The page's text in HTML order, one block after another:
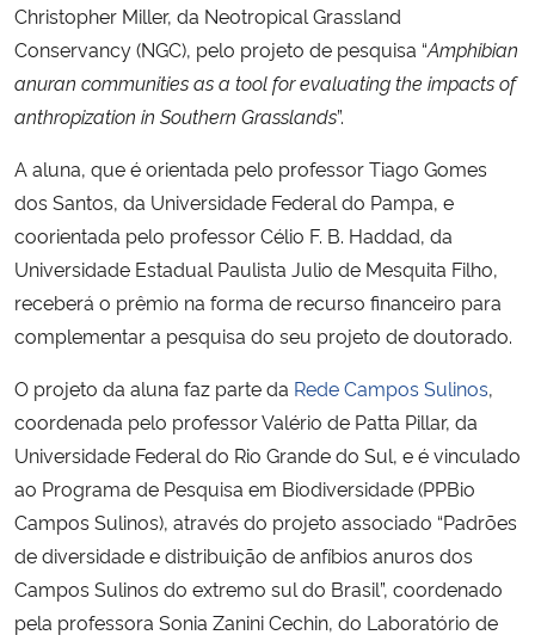
Gabinete de Segurança Institucional
Advocacia-Geral da União
Planalto
Christopher Miller, da Neotropical Grassland
Conservancy (NGC), pelo projeto de pesquisa “Amphibian
anuran communities as a tool for evaluating the impacts of
anthropization in Southern Grasslands”.
A aluna, que é orientada pelo professor Tiago Gomes
dos Santos, da Universidade Federal do Pampa, e
coorientada pelo professor Célio F. B. Haddad, da
Universidade Estadual Paulista Julio de Mesquita Filho,
receberá o prêmio na forma de recurso financeiro para
complementar a pesquisa do seu projeto de doutorado.
O projeto da aluna faz parte da Rede Campos Sulinos,
coordenada pelo professor Valério de Patta Pillar, da
Universidade Federal do Rio Grande do Sul, e é vinculado
ao Programa de Pesquisa em Biodiversidade (PPBio
Campos Sulinos), através do projeto associado “Padrões
de diversidade e distribuição de anfíbios anuros dos
Campos Sulinos do extremo sul do Brasil”, coordenado
pela professora Sonia Zanini Cechin, do Laboratório de